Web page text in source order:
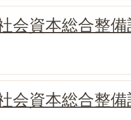
会資本総合整
会資本総合整